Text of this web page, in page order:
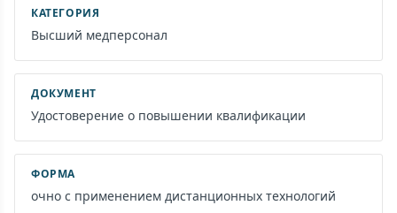
КАТЕГОРИЯ
Высший медперсонал
ДОКУМЕНТ
Удостоверение о повышении квалификации
ФОРМА
очно с применением дистанционных технологий